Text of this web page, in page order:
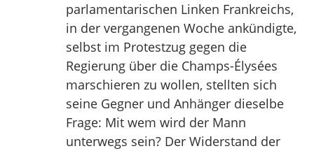
parlamentarischen Linken Frankreichs,
in der vergangenen Woche ankündigte,
selbst im Protestzug gegen die
Regierung über die Champs-Élysées
marschieren zu wollen, stellten sich
seine Gegner und Anhänger dieselbe
Frage: Mit wem wird der Mann
unterwegs sein? Der Widerstand der